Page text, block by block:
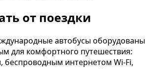
от поездки
автобусы оборудованы
для комфортного путешествия:
беспроводным интернетом Wi-Fi,